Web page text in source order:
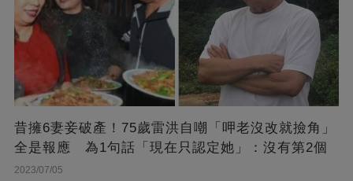
昔擁6妻妾破產！75歲雷洪自嘲「呷老沒改就撿角」
全是報應 為1句話「現在只認定她」：沒有第2個
2023/07/05